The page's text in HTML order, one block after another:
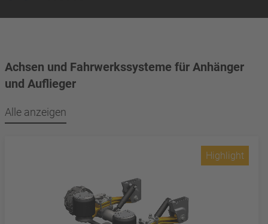
Achsen und Fahrwerkssysteme für Anhänger
und Auflieger
Alle anzeigen
Highlight